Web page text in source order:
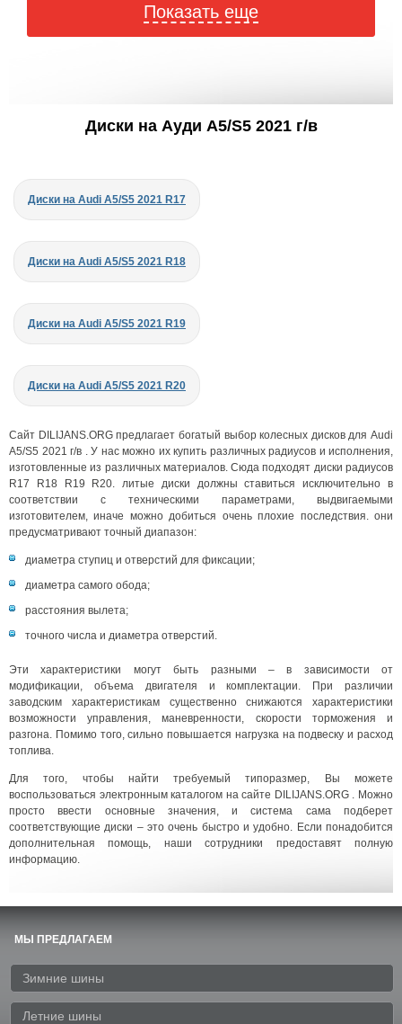
Показать еще
Диски на Ауди A5/S5 2021 г/в
Диски на Audi A5/S5 2021 R17
Диски на Audi A5/S5 2021 R18
Диски на Audi A5/S5 2021 R19
Диски на Audi A5/S5 2021 R20
Сайт DILIJANS.ORG предлагает богатый выбор колесных дисков для Audi
A5/S5 2021 г/в . У нас можно их купить различных радиусов и исполнения,
изготовленные из различных материалов. Сюда подходят диски радиусов
R17 R18 R19 R20. литые диски должны ставиться исключительно в
соответствии с техническими параметрами, выдвигаемыми
изготовителем, иначе можно добиться очень плохие последствия. они
предусматривают точный диапазон:
диаметра ступиц и отверстий для фиксации;
диаметра самого обода;
расстояния вылета;
точного числа и диаметра отверстий.
Эти характеристики могут быть разными – в зависимости от
модификации, объема двигателя и комплектации. При различии
заводским характеристикам существенно снижаются характеристики
возможности управления, маневренности, скорости торможения и
разгона. Помимо того, сильно повышается нагрузка на подвеску и расход
топлива.
Для того, чтобы найти требуемый типоразмер, Вы можете
воспользоваться электронным каталогом на сайте DILIJANS.ORG . Можно
просто ввести основные значения, и система сама подберет
соответствующие диски – это очень быстро и удобно. Если понадобится
дополнительная помощь, наши сотрудники предоставят полную
информацию.
МЫ ПРЕДЛАГАЕМ
Зимние шины
Летние шины